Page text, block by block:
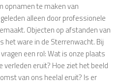
opnamen te maken van
alleen door professionele
Objecten op afstanden van
het ware in de Sterrenwacht. Bij
een rol: Wat is onze plaats
verleden eruit? Hoe ziet het beeld
van ons heelal eruit? Is er